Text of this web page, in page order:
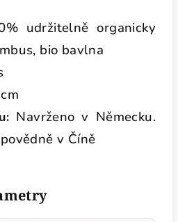
udržitelně organicky
bio bavlna
Navrženo v Německu.
v Číně